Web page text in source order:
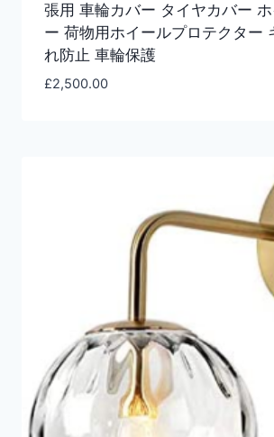
張用 車輪カバー タイヤカバー
ー 荷物用ホイールプロテクター
れ防止 車輪保護
£2,500.00